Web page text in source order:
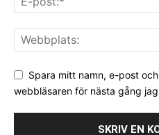
Spara mitt namn, e-post
webbläsaren för nästa gång